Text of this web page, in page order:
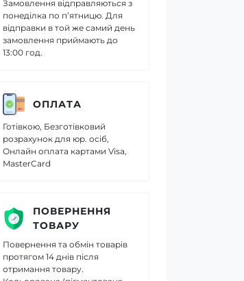
Замовлення відправляються з
понеділка по п’ятницю. Для
відправки в той же самий день
замовлення приймають до
13:00 год.
ОПЛАТА
Готівкою, Безготівковий
розрахунок для юр. осіб,
Онлайн оплата картами Visa,
MasterCard
ПОВЕРНЕННЯ
ТОВАРУ
Повернення та обмін товарів
протягом 14 днів після
отримання товару.